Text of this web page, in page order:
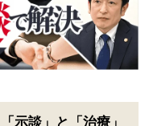
示談」と「治療」